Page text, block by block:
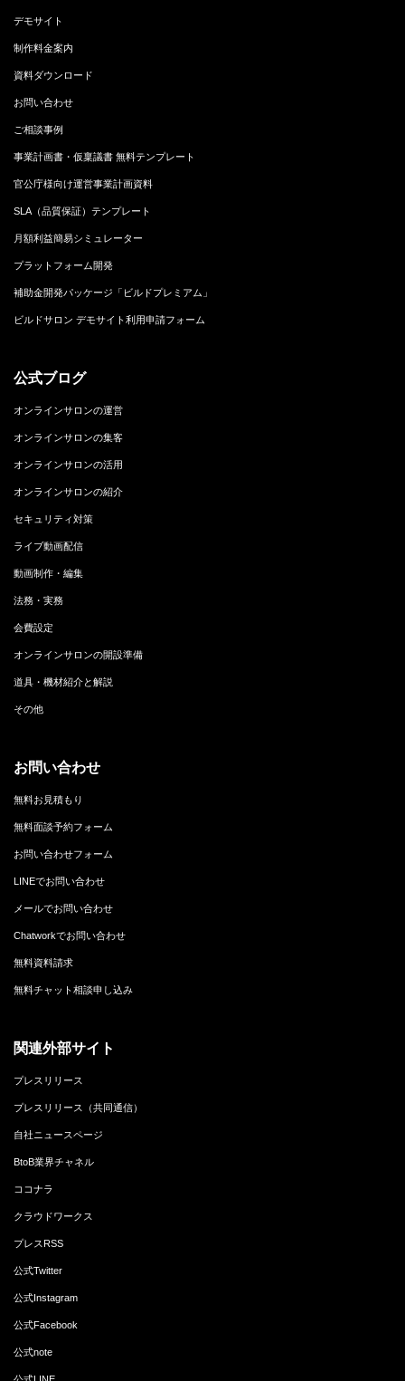
デモサイト
制作料金案内
資料ダウンロード
お問い合わせ
ご相談事例
事業計画書・仮稟議書 無料テンプレート
官公庁様向け運営事業計画資料
SLA（品質保証）テンプレート
月額利益簡易シミュレーター
プラットフォーム開発
補助金開発パッケージ「ビルドプレミアム」
ビルドサロン デモサイト利用申請フォーム
公式ブログ
オンラインサロンの運営
オンラインサロンの集客
オンラインサロンの活用
オンラインサロンの紹介
セキュリティ対策
ライブ動画配信
動画制作・編集
法務・実務
会費設定
オンラインサロンの開設準備
道具・機材紹介と解説
その他
お問い合わせ
無料お見積もり
無料面談予約フォーム
お問い合わせフォーム
LINEでお問い合わせ
メールでお問い合わせ
Chatworkでお問い合わせ
無料資料請求
無料チャット相談申し込み
関連外部サイト
プレスリリース
プレスリリース（共同通信）
自社ニュースページ
BtoB業界チャネル
ココナラ
クラウドワークス
プレスRSS
公式Twitter
公式Instagram
公式Facebook
公式note
公式LINE